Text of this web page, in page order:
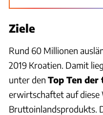
Ziele
Rund 60 Millionen
2019 Kroatien. Damit
unter den Top Ten der
erwirtschaftet auf diese
Bruttoinlandsprodukts.